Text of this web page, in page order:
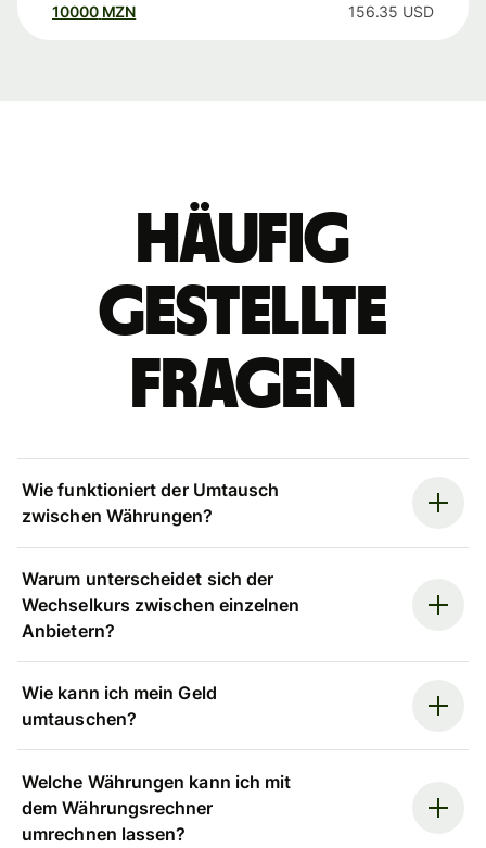
10000 MZN 156.35 USD
Häufig
gestellte
Fragen
Wie funktioniert der Umtausch
zwischen Währungen?
Warum unterscheidet sich der
Wechselkurs zwischen einzelnen
Anbietern?
Wie kann ich mein Geld
umtauschen?
Welche Währungen kann ich mit
dem Währungsrechner
umrechnen lassen?